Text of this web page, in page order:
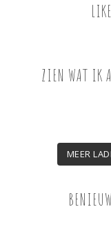
ZIEN WAT IK
MEER